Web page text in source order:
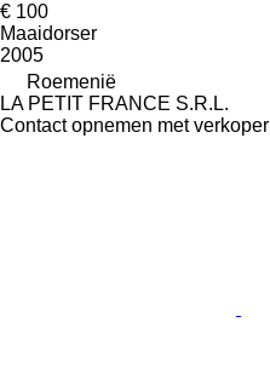
€ 100
Maaidorser
2005
Roemenië
LA PETIT FRANCE S.R.L.
Contact opnemen met verkoper